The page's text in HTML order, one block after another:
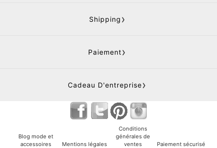
Shipping
Paiement
Cadeau D'entreprise
Blog mode et
accessoires
Mentions légales
Conditions
générales de
ventes
Paiement sécurisé